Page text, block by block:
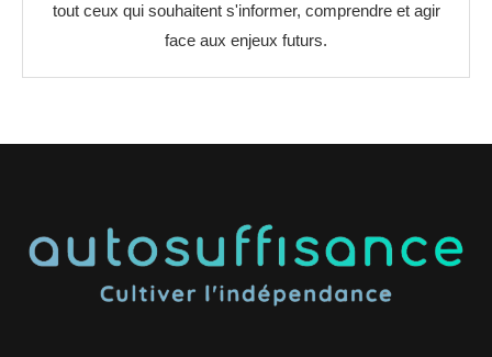
tout ceux qui souhaitent s'informer, comprendre et agir
face aux enjeux futurs.